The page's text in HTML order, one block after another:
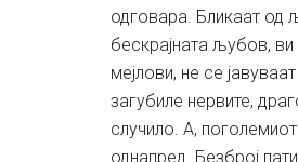
одговара. Бликаат од
бескрајната љубов,
мејлови, не се
загубиле нервите,
случило. А,
однапред. Безброј